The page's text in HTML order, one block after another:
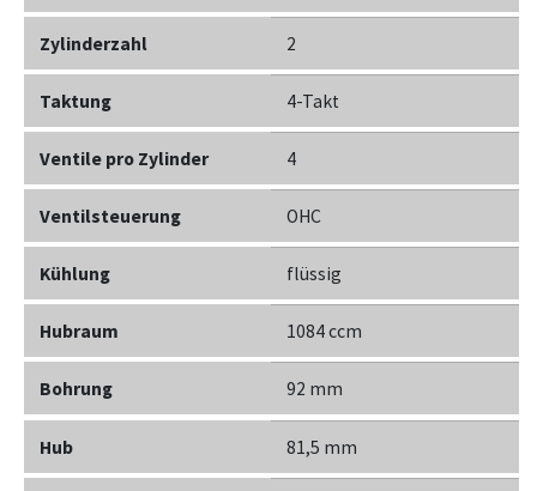
Zylinderzahl 2
Taktung 4-Takt
Ventile pro Zylinder 4
Ventilsteuerung OHC
Kühlung flüssig
Hubraum 1084 ccm
Bohrung 92 mm
Hub 81,5 mm